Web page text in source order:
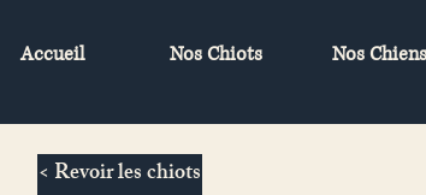
Accueil Nos Chiots Nos Chiens
< Revoir les chiots